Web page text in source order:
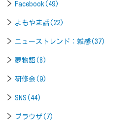
Facebook(49)
よもやま話(22)
ニューストレンド：雑感(37)
夢物語(8)
研修会(9)
SNS(44)
ブラウザ(7)